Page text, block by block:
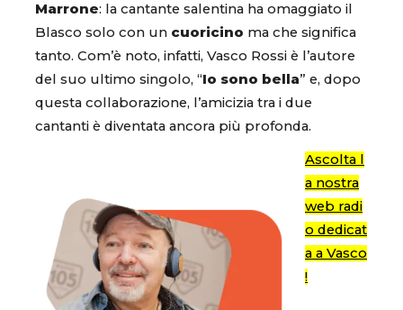
Marrone: la cantante salentina ha omaggiato il
Blasco solo con un cuoricino ma che significa
tanto. Com’è noto, infatti, Vasco Rossi è l’autore
del suo ultimo singolo, “Io sono bella” e, dopo
questa collaborazione, l’amicizia tra i due
cantanti è diventata ancora più profonda.
Ascolta l
a nostra
web radi
o dedicat
a a Vasco
!